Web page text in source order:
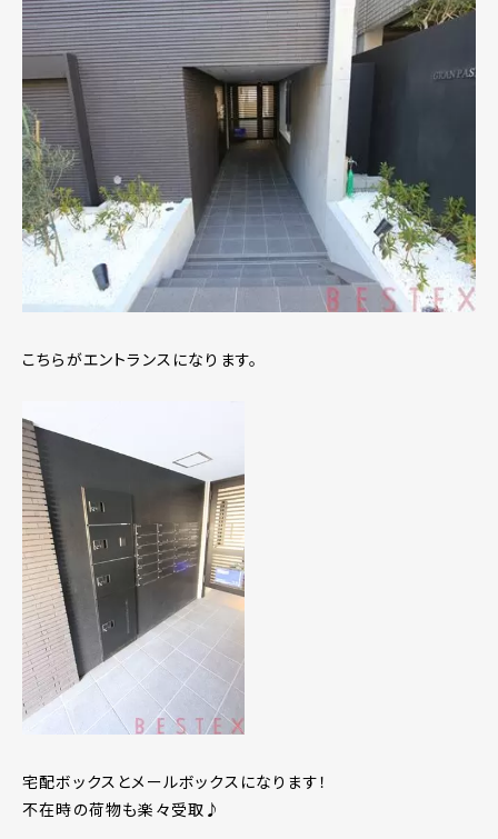
こちらがエントランスになります。
宅配ボックスとメールボックスになります！
不在時の荷物も楽々受取♪